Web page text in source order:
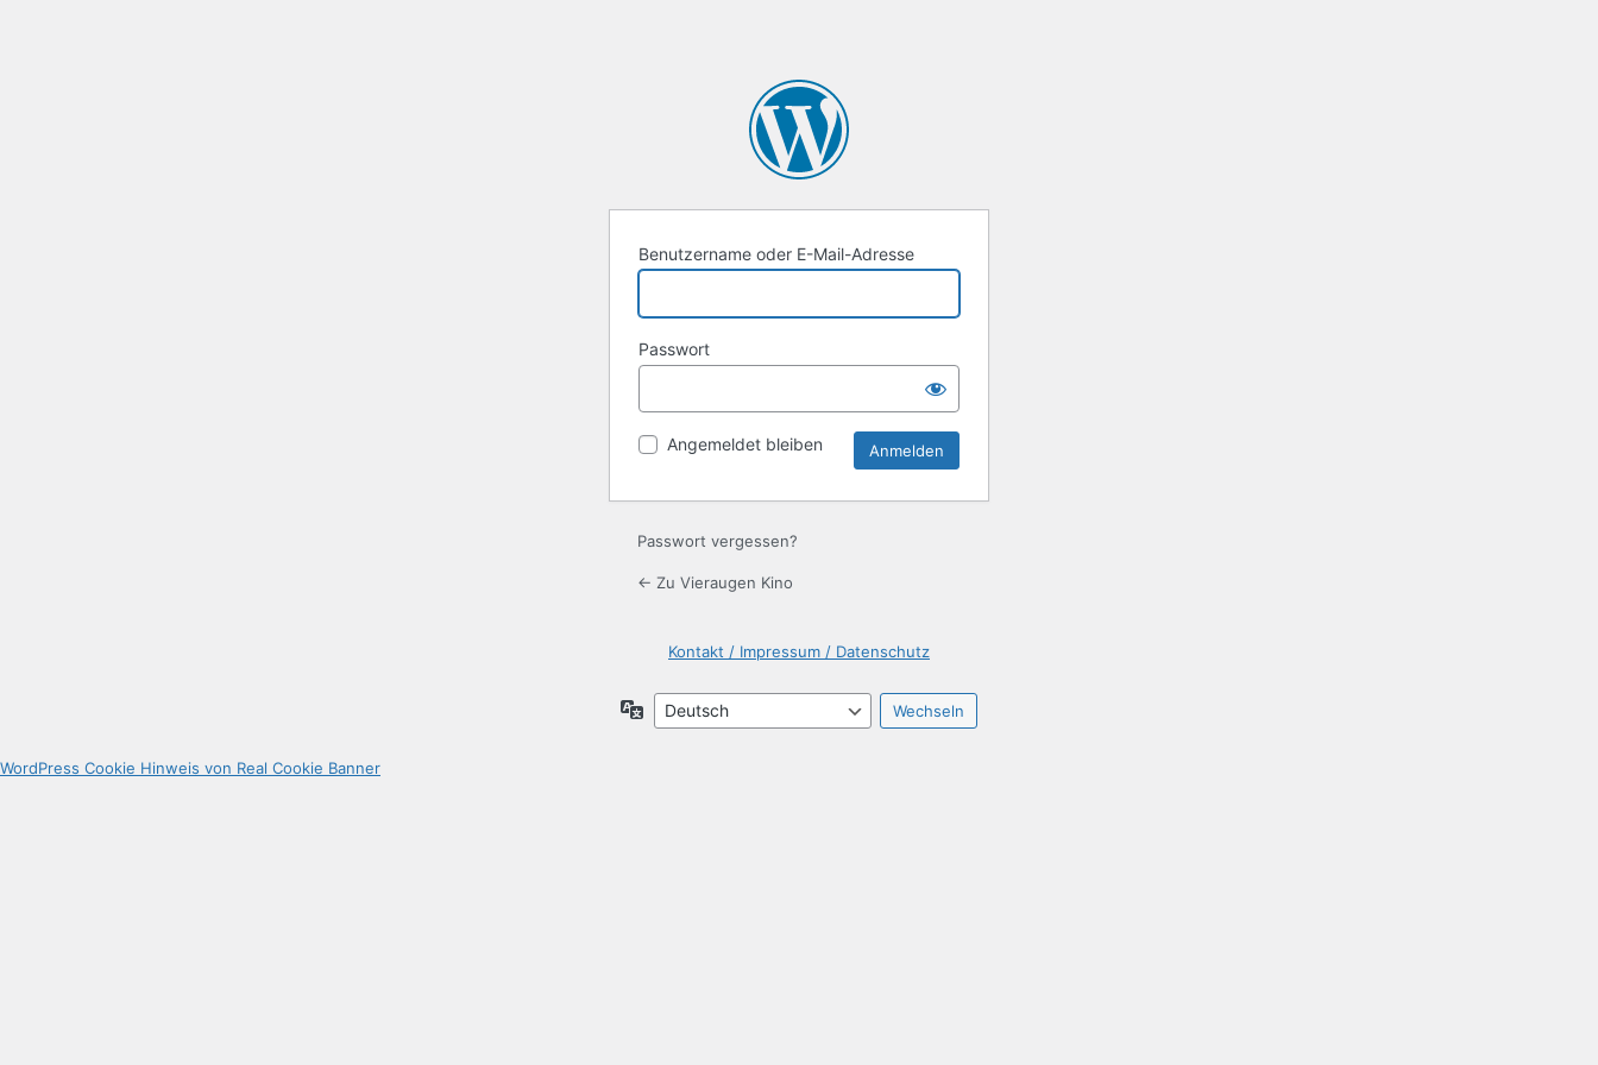
Benutzername oder E-Mail-Adresse
Passwort
Angemeldet bleiben
Passwort vergessen?
← Zu Vieraugen Kino
Kontakt / Impressum / Datenschutz
Sprache
WordPress Cookie Hinweis von Real Cookie Banner